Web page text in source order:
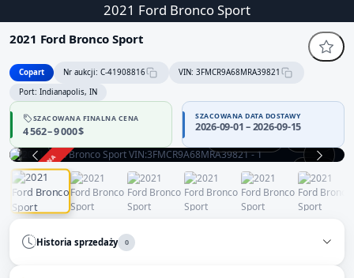
2021 Ford Bronco Sport
2021 Ford Bronco Sport
Copart Nr aukcji: C-41908816
VIN: 3FMCR9A68MRA39821
Port: Indianapolis, IN
SZACOWANA FINALNA CENA
4 562 – 9 000 $
SZACOWANA DATA DOSTAWY
2026-09-01 – 2026-09-15
ZAKOŃCZONA
Historia sprzedaży 0